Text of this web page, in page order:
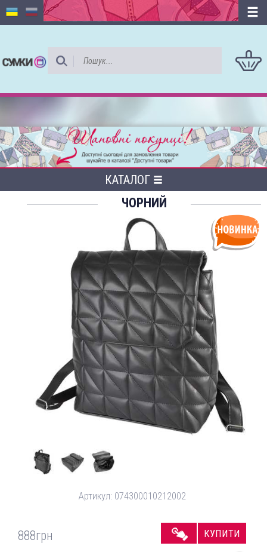
КАТАЛОГ
ЧОРНИЙ
Артикул: 074300010212002
888грн КУПИТИ